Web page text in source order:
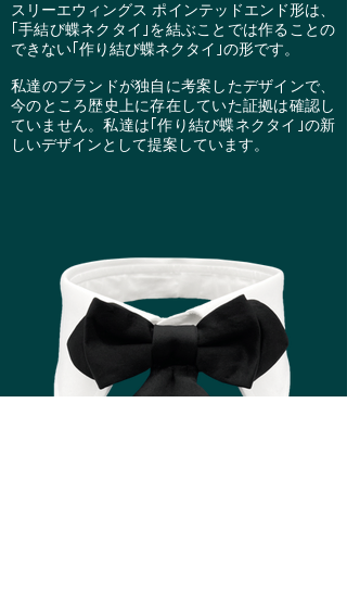
スリーエウィングス ポインテッドエンド形は、
｢手結び蝶ネクタイ｣を結ぶことでは作ることの
できない｢作り結び蝶ネクタイ｣の形です。
私達のブランドが独自に考案したデザインで、
今のところ歴史上に存在していた証拠は確認し
ていません。私達は｢作り結び蝶ネクタイ｣の新
しいデザインとして提案しています。